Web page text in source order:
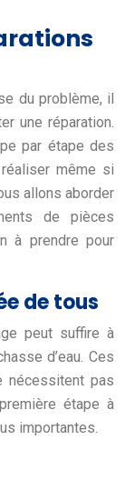
du problème, il
une réparation.
par étape des
même si
allons aborder
de pièces
à prendre pour
de tous
peut suffire à
d’eau. Ces
nécessitent pas
étape à
importantes.